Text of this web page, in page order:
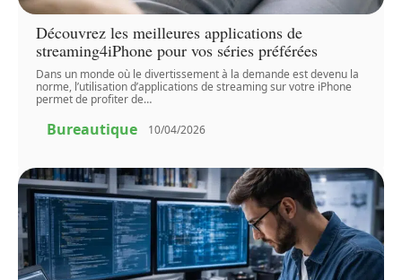
Découvrez les meilleures applications de
streaming4iPhone pour vos séries préférées
Dans un monde où le divertissement à la demande est devenu la
norme, l’utilisation d’applications de streaming sur votre iPhone
permet de profiter de…
Bureautique 10/04/2026